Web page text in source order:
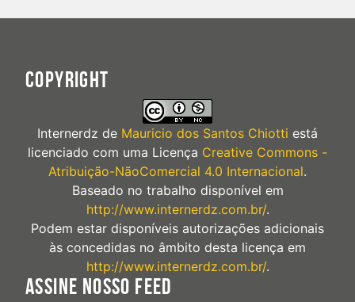
COPYRIGHT
Internerdz de Mauricio dos Santos Chiotti está
licenciado com uma Licença Creative Commons -
Atribuição-NãoComercial 4.0 Internacional.
Baseado no trabalho disponível em
http://www.internerdz.com.br/.
Podem estar disponíveis autorizações adicionais
às concedidas no âmbito desta licença em
http://www.internerdz.com.br/.
ASSINE NOSSO FEED